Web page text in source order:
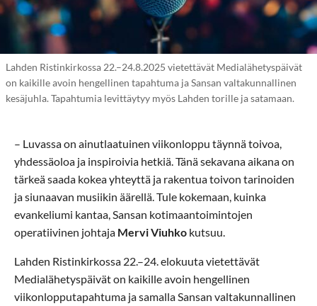
Lahden Ristinkirkossa 22.–24.8.2025 vietettävät Medialähetyspäivät
on kaikille avoin hengellinen tapahtuma ja Sansan valtakunnallinen
kesäjuhla. Tapahtumia levittäytyy myös Lahden torille ja satamaan.
– Luvassa on ainutlaatuinen viikonloppu täynnä toivoa,
yhdessäoloa ja inspiroivia hetkiä. Tänä sekavana aikana on
tärkeä saada kokea yhteyttä ja rakentua toivon tarinoiden
ja siunaavan musiikin äärellä. Tule kokemaan, kuinka
evankeliumi kantaa, Sansan kotimaantoimintojen
operatiivinen johtaja Mervi Viuhko kutsuu.
Lahden Ristinkirkossa 22.–24. elokuuta vietettävät
Medialähetyspäivät on kaikille avoin hengellinen
viikonlopputapahtuma ja samalla Sansan valtakunnallinen